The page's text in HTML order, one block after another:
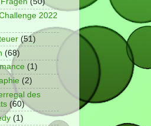
2022
(51)
(68)
(1)
(2)
des
(60)
(1)